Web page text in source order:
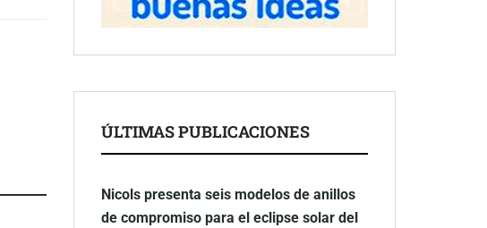
ÚLTIMAS PUBLICACIONES
Nicols presenta seis modelos de anillos
de compromiso para el eclipse solar del